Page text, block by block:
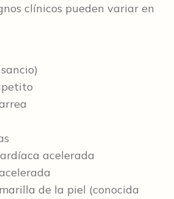
clínicos pueden variar en
acelerada
de la piel (conocida